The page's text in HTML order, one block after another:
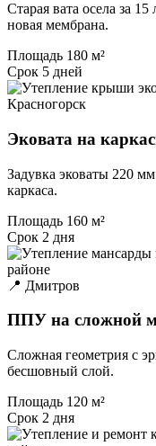
Старая вата осела за
новая мембрана.
Площадь 180 м²
Срок 5 дней
Красногорск
Эковата на
Задувка эковаты 220
каркаса.
Площадь 160 м²
Срок 2 дня
📍 Дмитров
ППУ на сложной
Сложная геометрия с
бесшовный слой.
Площадь 120 м²
Срок 2 дня